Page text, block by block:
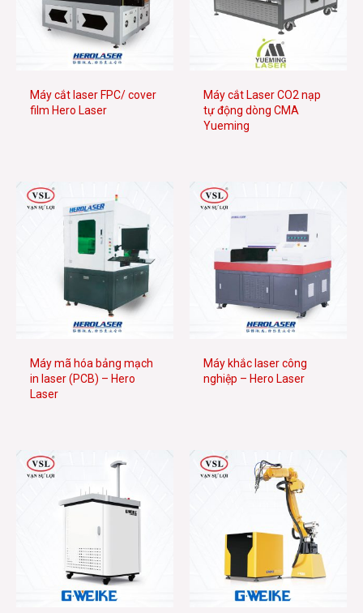
Máy cắt laser FPC/ cover
film Hero Laser
Máy cắt Laser CO2 nạp
tự động dòng CMA
Yueming
Máy mã hóa bảng mạch
in laser (PCB) – Hero
Laser
Máy khắc laser công
nghiệp – Hero Laser